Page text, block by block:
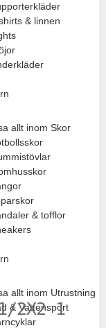
& linnen
allt inom Skor
& tofflor
allt inom Utrustning
& Vattensport
2X2 1